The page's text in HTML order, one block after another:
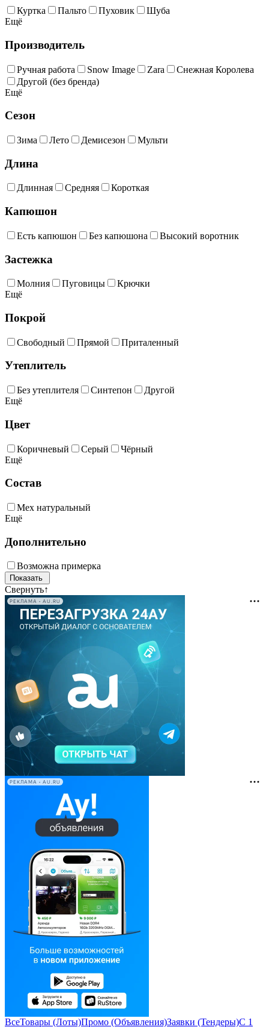
Куртка Пальто Пуховик
Шуба
Ещё
Производитель
Ручная работа Snow Image Zara
Снежная Королева
Другой (без бренда)
Ещё
Сезон
Зима Лето Демисезон Мульти
Длина
Длинная Средняя Короткая
Капюшон
Есть капюшон Без капюшона Высокий воротник
Застежка
Молния Пуговицы
Крючки
Ещё
Покрой
Свободный Прямой Приталенный
Утеплитель
Без утеплителя Синтепон
Другой
Ещё
Цвет
Коричневый Серый
Чёрный
Ещё
Состав
Мех натуральный
Ещё
Дополнительно
Возможна примерка
Свернуть↑
РЕКЛАМА • AU.RU
РЕКЛАМА • AU.RU
ВсеТовары (Лоты)Промо (Объявления)Заявки (Тендеры)С 1